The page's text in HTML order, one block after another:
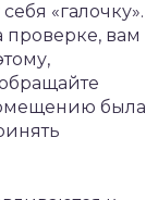
«галочку».
проверке, вам
была